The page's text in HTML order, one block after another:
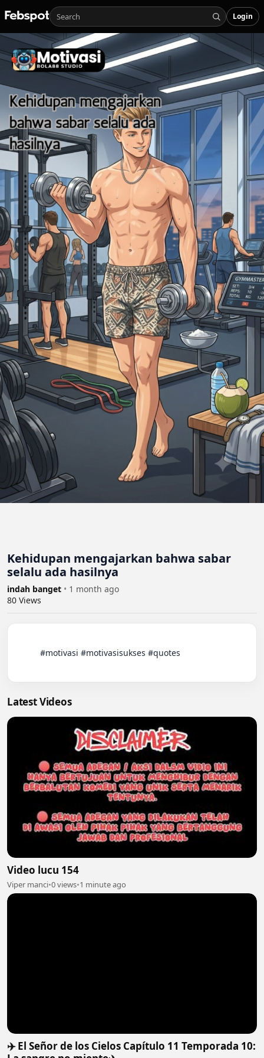
Login
Kehidupan mengajarkan bahwa sabar
selalu ada hasilnya
indah banget • 1 month ago
80 Views
Latest Videos
Video lucu 154
Viper manci•0 views•1 minute ago
✈️ El Señor de los Cielos Capítulo 11 Temporada 10: